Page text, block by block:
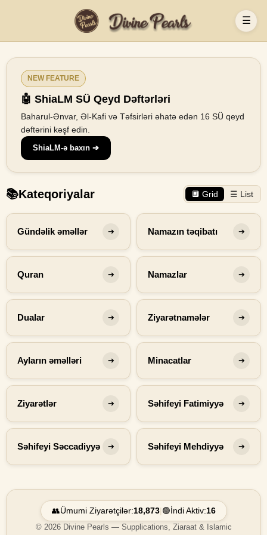
☰
NEW FEATURE
🤖 ShiaLM SÜ Qeyd Dəftərləri
Baharul-Ənvar, Əl-Kafi və Təfsirləri əhatə edən 16 SÜ qeyd
dəftərini kəşf edin.
ShiaLM-ə baxın ➔
📚Kateqoriyalar 🔲 Grid ☰ List
Gündəlik əməllər ➔ Namazın təqibatı ➔
Quran ➔ Namazlar ➔
Dualar ➔ Ziyarətnamələr ➔
Ayların əməlləri ➔ Minacatlar ➔
Ziyarətlər ➔ Səhifeyi Fatimiyyə ➔
Səhifeyi Səccadiyyə ➔ Səhifeyi Mehdiyyə ➔
👥Ümumi Ziyarətçilər:18,873| 🟢 İndi Aktiv:16
© 2026 Divine Pearls — Supplications, Ziaraat & Islamic